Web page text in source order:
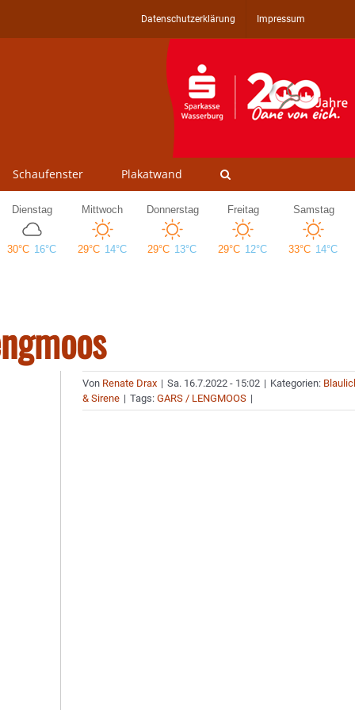
Datenschutzerklärung Impressum
Schaufenster Plakatwand
Von Renate Drax | Sa. 16.7.2022 - 15:02 | Kategorien:
& Sirene | Tags:GARS / LENGMOOS |